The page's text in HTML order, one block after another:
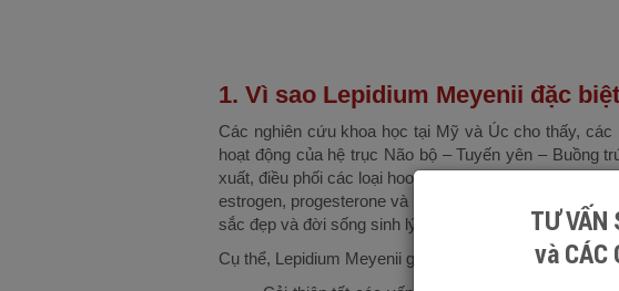
1. Vì sao Lepidium Meyenii đặc
Các nghiên cứu khoa học tại Mỹ và Úc cho thấy,
hoạt động của hệ trục Não bộ – Tuyến yên – Buồng
xuất, điều phối các loại hoocmon phục vụ cho hoạt
estrogen, progesterone và testosterone được cải
sắc đẹp và đời sống sinh lý viên mãn.
Cụ thể, Lepidium Meyenii giúp phụ nữ:
TƯ VẤN
và CÁC